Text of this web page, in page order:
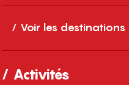
Voir les destinations
Activités
11 40 ▒▒